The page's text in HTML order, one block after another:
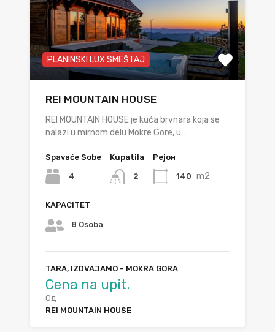
PLANINSKI LUX SMEŠTAJ
REI MOUNTAIN HOUSE
REI MOUNTAIN HOUSE je kuća brvnara koja se
nalazi u mirnom delu Mokre Gore, u…
Spavaće Sobe
4
Kupatila
2
Рејон
140 m2
KAPACITET
8 Osoba
TARA, IZDVAJAMO - MOKRA GORA
Cena na upit.
Од
REI MOUNTAIN HOUSE